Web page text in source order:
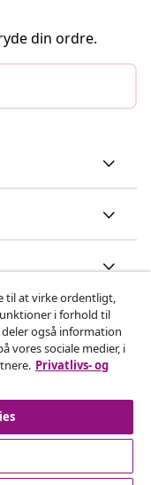
din ordre.
under vidaXL
til at virke ordentligt,
i forhold til
også information
vores sociale medier, i
Privatlivs- og